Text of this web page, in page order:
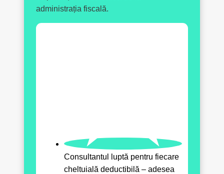
administrația fiscală.
Consultantul luptă pentru fiecare
cheltuială deductibilă – adesea